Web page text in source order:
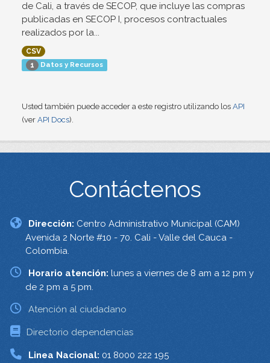
de Cali, a través de SECOP, que incluye las compras
publicadas en SECOP I, procesos contractuales
realizados por la...
CSV
1 Datos y Recursos
Usted también puede acceder a este registro utilizando los API
(ver API Docs).
Contáctenos
Dirección: Centro Administrativo Municipal (CAM)
Avenida 2 Norte #10 - 70. Cali - Valle del Cauca -
Colombia.
Horario atención: lunes a viernes de 8 am a 12 pm y
de 2 pm a 5 pm.
Atención al ciudadano
Directorio dependencias
Linea Nacional: 01 8000 222 195